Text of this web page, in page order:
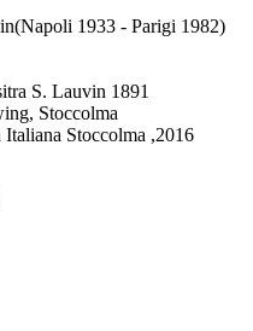
1933 - Parigi 1982)
S. Lauvin 1891
Stoccolma
Stoccolma ,2016